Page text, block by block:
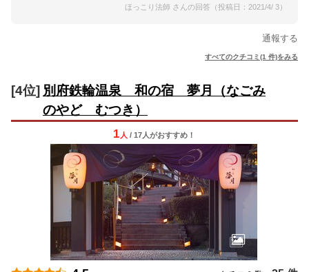
ほっこり法師 さんの回答（投稿日：2021/4/ 3）
通報する
すべてのクチコミ(1 件)をみる
[4位] 別府鉄輪温泉 和の宿 夢月（なごみ
のやど むつき）
1 人 / 17人がおすすめ！